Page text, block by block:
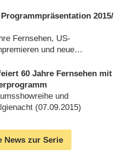
2015/​
Fernsehen, US-
und neue
60 Jahre Fernsehen mit
und
(07.09.2015)
News zur Serie